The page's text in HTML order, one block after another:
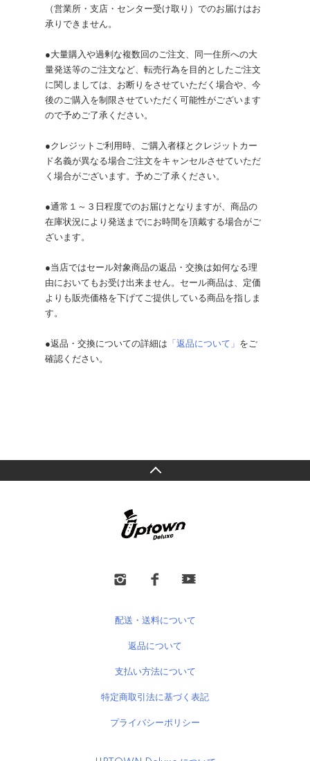
（営業所・支店・センター受け取り）でのお届けはお
承りできません。
●大量購入や過剰な複数回のご注文、同一住所への大
量発送等のご注文など、転売行為を目的としたご注文
に関しましては、お断りをさせていただく場合や、今
後のご購入を制限させていただく可能性がございます
ので予めご了承ください。
●クレジットご利用時、ご購入者様とクレジットカー
ド名義が異なる場合ご注文をキャンセルさせていただ
く場合がございます。予めご了承ください。
●通常１～３日程度でのお届けとなりますが、商品の
在庫状況により発送までにお時間を頂戴する場合がご
ざいます。
●当店ではセール対象商品の返品・交換は如何なる理
由においてもお受け出来ません。セール商品は、定価
よりも販売価格を下げてご提供している商品を指しま
す。
●返品・交換についての詳細は 「返品について」 をご
確認ください。
配送・送料について
返品について
支払い方法について
特定商取引法に基づく表記
プライバシーポリシー